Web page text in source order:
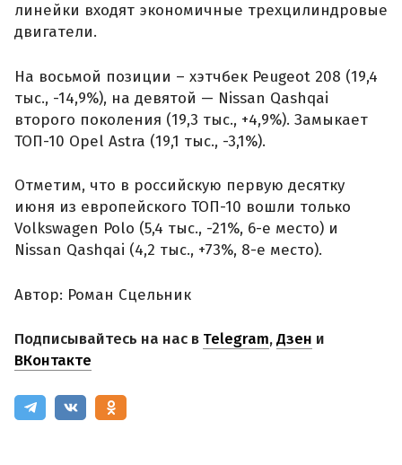
линейки входят экономичные трехцилиндровые
двигатели.
На восьмой позиции – хэтчбек Peugeot 208 (19,4
тыс., -14,9%), на девятой — Nissan Qashqai
второго поколения (19,3 тыс., +4,9%). Замыкает
ТОП-10 Opel Astra (19,1 тыс., -3,1%).
Отметим, что в российскую первую десятку
июня из европейского ТОП-10 вошли только
Volkswagen Polo (5,4 тыс., -21%, 6-е место) и
Nissan Qashqai (4,2 тыс., +73%, 8-е место).
Автор: Роман Сцельник
Подписывайтесь на нас в Telegram,Дзен и
ВКонтакте